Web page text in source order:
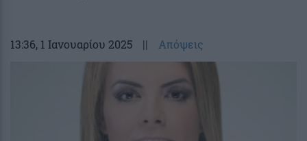
13:36, 1 Ιανουαρίου 2025 || Απόψεις